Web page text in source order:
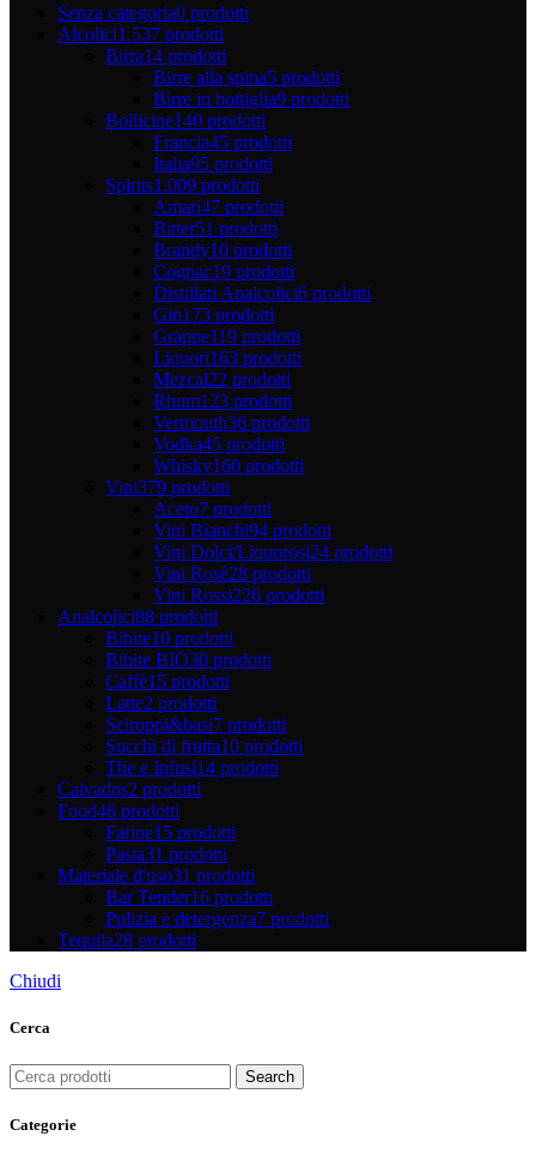
Senza categoria0 prodotti
Alcolici1.537 prodotti
Birra14 prodotti
Birre alla spina5 prodotti
Birre in bottiglia9 prodotti
Bollicine140 prodotti
Francia45 prodotti
Italia95 prodotti
Spirits1.009 prodotti
Amari47 prodotti
Bitter51 prodotti
Brandy10 prodotti
Cognac19 prodotti
Distillati Analcolici6 prodotti
Gin173 prodotti
Grappe119 prodotti
Liquori163 prodotti
Mezcal22 prodotti
Rhum123 prodotti
Vermouth36 prodotti
Vodka45 prodotti
Whisky160 prodotti
Vini379 prodotti
Aceto7 prodotti
Vini Bianchi94 prodotti
Vini Dolci/Liquorosi24 prodotti
Vini Rosè28 prodotti
Vini Rossi226 prodotti
Analcolici88 prodotti
Bibite10 prodotti
Bibite BIO30 prodotti
Caffè15 prodotti
Latte2 prodotti
Sciroppi&basi7 prodotti
Succhi di frutta10 prodotti
The e Infusi14 prodotti
Calvados2 prodotti
Food46 prodotti
Farine15 prodotti
Pasta31 prodotti
Materiale d'uso31 prodotti
Bar Tender16 prodotti
Pulizia e detergenza7 prodotti
Tequila28 prodotti
Chiudi
Cerca
Search
Categorie